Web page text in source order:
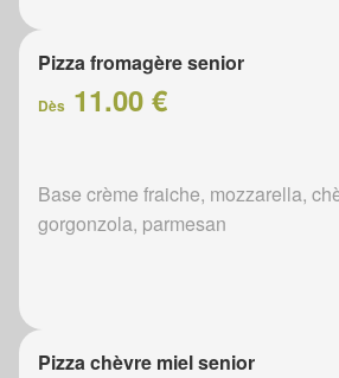
Pizza fromagère senior
Dès 11.00 €
Base crème fraiche, mozzarella,
gorgonzola, parmesan
Pizza chèvre miel senior